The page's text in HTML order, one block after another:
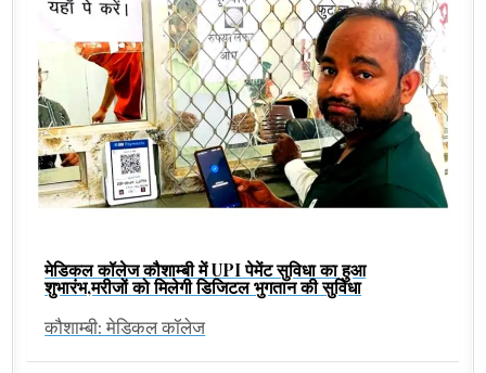
मेडिकल कॉलेज कौशाम्बी में UPI पेमेंट सुविधा का हुआ
शुभारंभ,मरीजों को मिलेगी डिजिटल भुगतान की सुविधा
कौशाम्बी: मेडिकल कॉलेज